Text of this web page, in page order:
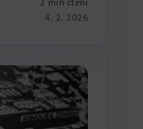
4. 2. 2026